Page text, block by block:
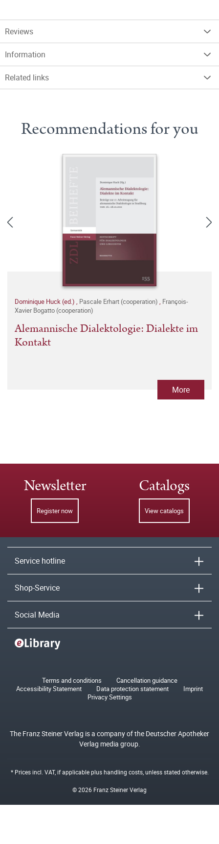
Reviews
Information
Related links
Recommendations for you
Dominique Huck (ed.) , Pascale Erhart (cooperation) , François-
Xavier Bogatto (cooperation)
Alemannische Dialektologie: Dialekte im
Kontakt
More
Newsletter
Register now
Catalogs
View catalogs
Service hotline
Shop-Service
Social Media
Terms and conditions
Cancellation guidance
Accessibility Statement
Data protection statement
Imprint
Privacy Settings
The Franz Steiner Verlag is a company of the Deutscher Apotheker
Verlag media group.
* Prices incl. VAT, if applicable plushandling costs, unless stated otherwise.
© 2026 Franz Steiner Verlag